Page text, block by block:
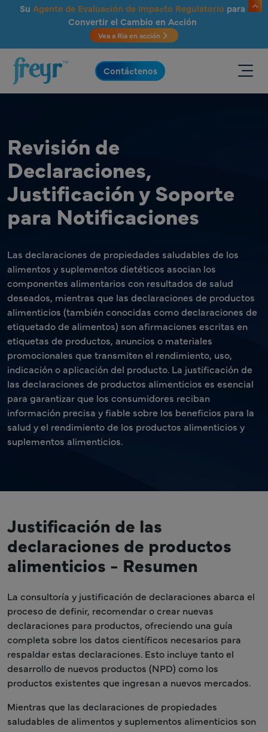
Saltar al contenido principal
Su Agente de Evaluación de Impacto Regulatorio para
Convertir el Cambio en Acción
Vea a Ria en acción
.
Contáctenos
Revisión de
Declaraciones,
Justificación y Soporte
para Notificaciones
Las declaraciones de propiedades saludables de los
alimentos y suplementos dietéticos asocian los
componentes alimentarios con resultados de salud
deseados, mientras que las declaraciones de productos
alimenticios (también conocidas como declaraciones de
etiquetado de alimentos) son afirmaciones escritas en
etiquetas de productos, anuncios o materiales
promocionales que transmiten el rendimiento, uso,
indicación o aplicación del producto. La justificación de
las declaraciones de productos alimenticios es esencial
para garantizar que los consumidores reciban
información precisa y fiable sobre los beneficios para la
salud y el rendimiento de los productos alimenticios y
suplementos alimenticios.
Justificación de las
declaraciones de productos
alimenticios - Resumen
La consultoría y justificación de declaraciones abarca el
proceso de definir, recomendar o crear nuevas
declaraciones para productos, ofreciendo una guía
completa sobre los datos científicos necesarios para
respaldar estas declaraciones. Esto incluye tanto el
desarrollo de nuevos productos (NPD) como los
productos existentes que ingresan a nuevos mercados.
Mientras que las declaraciones de propiedades
saludables de alimentos y suplementos alimenticios son